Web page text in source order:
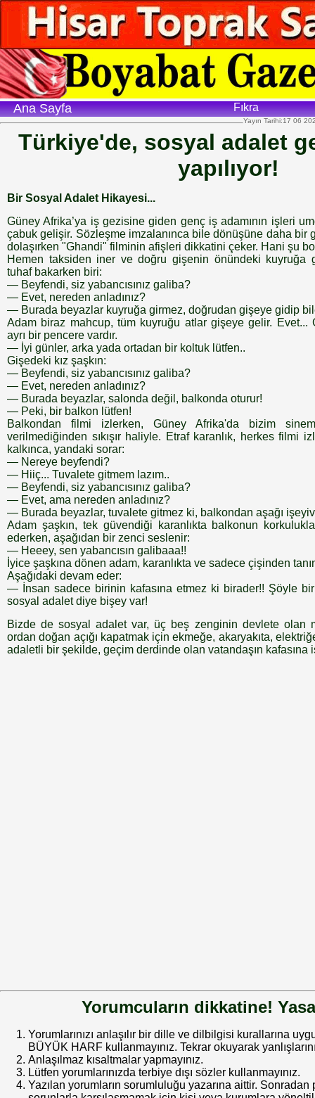
Fıkra
Ana Sayfa
Yayın Tarihi:17 06
Türkiye'de, sosyal adalet
yapılıyor!
Bir Sosyal Adalet Hikayesi...
Güney Afrika’ya iş gezisine giden genç iş adamının işleri
çabuk gelişir. Sözleşme imzalanınca bile dönüşüne daha bir
dolaşırken "Ghandi" filminin afişleri dikkatini çeker. Hani şu
Hemen taksiden iner ve doğru gişenin önündeki kuyruğa
tuhaf bakarken biri:
— Beyfendi, siz yabancısınız galiba?
— Evet, nereden anladınız?
— Burada beyazlar kuyruğa girmez, doğrudan gişeye gidip
Adam biraz mahcup, tüm kuyruğu atlar gişeye gelir. Evet...
ayrı bir pencere vardır.
— İyi günler, arka yada ortadan bir koltuk lütfen..
Gişedeki kız şaşkın:
— Beyfendi, siz yabancısınız galiba?
— Evet, nereden anladınız?
— Burada beyazlar, salonda değil, balkonda oturur!
— Peki, bir balkon lütfen!
Balkondan filmi izlerken, Güney Afrika'da bizim
verilmediğinden sıkışır haliyle. Etraf karanlık, herkes filmi
kalkınca, yandaki sorar:
— Nereye beyfendi?
— Hiiç... Tuvalete gitmem lazım..
— Beyfendi, siz yabancısınız galiba?
— Evet, ama nereden anladınız?
— Burada beyazlar, tuvalete gitmez ki, balkondan aşağı
Adam şaşkın, tek güvendiği karanlıkta balkonun
ederken, aşağıdan bir zenci seslenir:
— Heeey, sen yabancısın galibaaa!!
İyice şaşkına dönen adam, karanlıkta ve sadece çişinden
Aşağıdaki devam eder:
— İnsan sadece birinin kafasına etmez ki birader!! Şöyle
sosyal adalet diye bişey var!
Bizde de sosyal adalet var, üç beş zenginin devlete olan
ordan doğan açığı kapatmak için ekmeğe, akaryakıta,
adaletli bir şekilde, geçim derdinde olan vatandaşın kafasına
Yorumcuların dikkatine!
Yorumlarınızı anlaşılır bir dille ve dilbilgisi kurallarına
BÜYÜK HARF kullanmayınız. Tekrar okuyarak
Anlaşılmaz kısaltmalar yapmayınız.
Lütfen yorumlarınızda terbiye dışı sözler kullanmayınız.
Yazılan yorumların sorumluluğu yazarına aittir.